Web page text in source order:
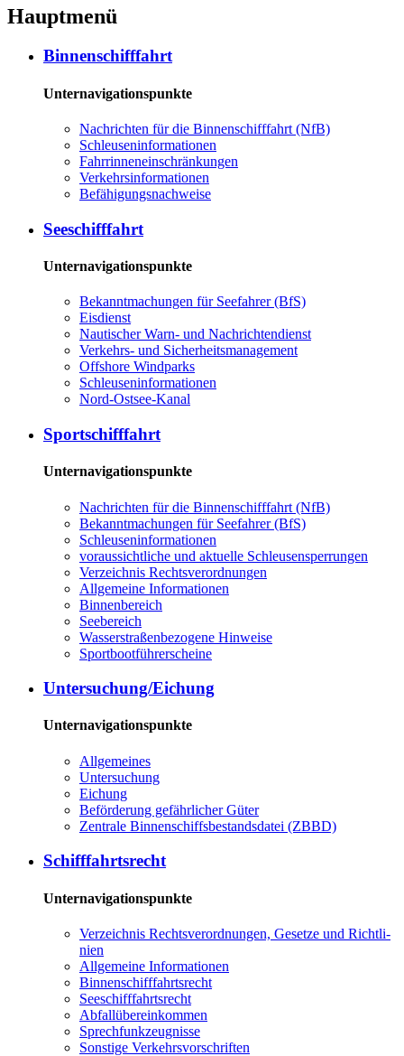
Hauptmenü
Bin­nen­schiff­fahrt
Unternavigationspunkte
Nach­rich­ten für die Bin­nen­schiff­fahrt (NfB)
Schleu­sen­in­for­ma­tio­nen
Fahr­rin­nen­ein­schrän­kun­gen
Ver­kehrs­in­for­ma­tio­nen
Be­fä­hi­gungs­nach­wei­se
See­schiff­fahrt
Unternavigationspunkte
Be­kannt­ma­chun­gen für See­fah­rer (BfS)
Eis­dienst
Nau­ti­scher Warn-​ und Nach­rich­ten­dienst
Ver­kehrs-​ und Si­cher­heits­ma­na­ge­ment
Offs­ho­re Wind­parks
Schleu­sen­in­for­ma­tio­nen
Nord-​Ost­see-​Ka­nal
Sport­schiff­fahrt
Unternavigationspunkte
Nach­rich­ten für die Bin­nen­schiff­fahrt (NfB)
Be­kannt­ma­chun­gen für See­fah­rer (BfS)
Schleu­sen­in­for­ma­tio­nen
voraussichtliche und aktuelle Schleusensperrungen
Ver­zeich­nis Rechts­ver­ord­nun­gen
All­ge­mei­ne In­for­ma­tio­nen
Bin­nen­be­reich
See­be­reich
Was­ser­stra­ßen­be­zo­ge­ne Hin­wei­se
Sport­boot­füh­rer­schei­ne
Un­ter­su­chung/Ei­chung
Unternavigationspunkte
All­ge­mei­nes
Un­ter­su­chung
Ei­chung
Be­för­de­rung ge­fähr­li­cher Gü­ter
Zen­tra­le Bin­nen­schiffs­be­stands­da­tei (ZBBD)
Schiff­fahrts­recht
Unternavigationspunkte
Ver­zeich­nis Rechts­ver­ord­nun­gen, Ge­set­ze und Richt­li­
ni­en
All­ge­mei­ne In­for­ma­tio­nen
Bin­nen­schiff­fahrts­recht
See­schiff­fahrts­recht
Ab­fall­über­ein­kom­men
Sprech­funk­zeug­nis­se
Sons­ti­ge Ver­kehrs­vor­schrif­ten